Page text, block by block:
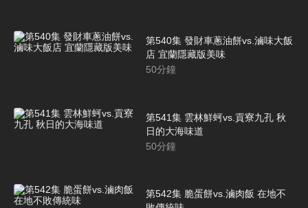
第540集 發財車蔥油餅vs.滷味大飯
店 宜蘭隱藏版美味
50分鐘
第541集 雲林鮮蚵vs.貢寮九孔 秋
日的大海味道
50分鐘
第542集 脆蛋餅vs.滷肉飯 在地不